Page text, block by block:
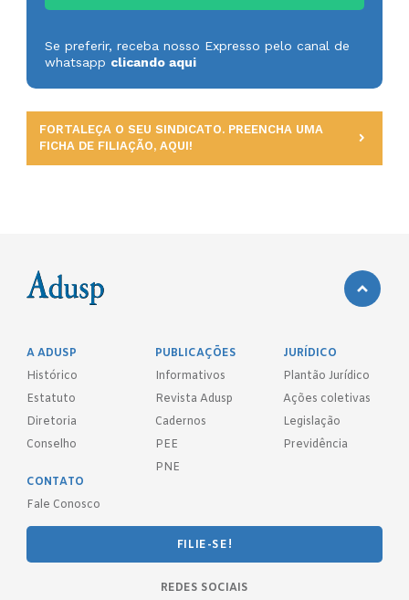
Se preferir, receba nosso Expresso pelo canal de
whatsapp clicando aqui
FORTALEÇA O SEU SINDICATO. PREENCHA UMA
FICHA DE FILIAÇÃO, AQUI!
A ADUSP
Histórico
Estatuto
Diretoria
Conselho
PUBLICAÇÕES
Informativos
Revista Adusp
Cadernos
PEE
PNE
JURÍDICO
Plantão Jurídico
Ações coletivas
Legislação
Previdência
CONTATO
Fale Conosco
FILIE-SE!
REDES SOCIAIS